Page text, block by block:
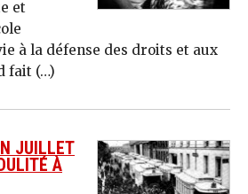
et
à la défense des droits et aux
fait (…)
JUILLET
À